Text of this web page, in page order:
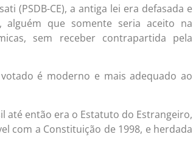
(PSDB-CE), a antiga lei era defasada e
alguém que somente seria aceito na
sem receber contrapartida pela
é moderno e mais adequado ao
até então era o Estatuto do Estrangeiro,
com a Constituição de 1998, e herdada